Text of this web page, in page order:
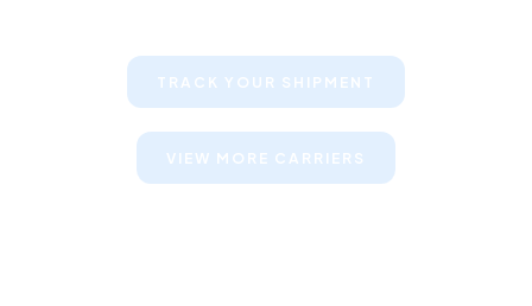
TRACK YOUR SHIPMENT
VIEW MORE CARRIERS